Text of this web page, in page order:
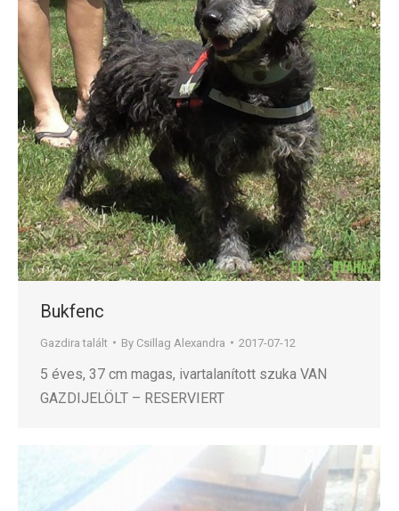
Bukfenc
Gazdira talált By Csillag Alexandra 2017-07-12
5 éves, 37 cm magas, ivartalanított szuka VAN
GAZDIJELÖLT – RESERVIERT